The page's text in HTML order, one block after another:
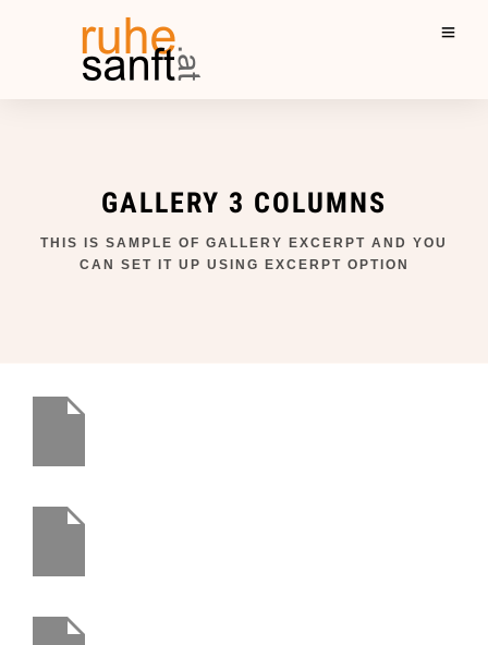
GALLERY 3 COLUMNS
THIS IS SAMPLE OF GALLERY EXCERPT AND YOU
CAN SET IT UP USING EXCERPT OPTION